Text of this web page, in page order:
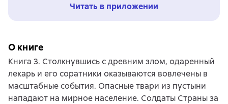
Читать в приложении
О книге
Книга 3. Столкнувшись с древним злом, одаренный
лекарь и его соратники оказываются вовлечены в
масштабные события. Опасные твари из пустыни
нападают на мирное население. Солдаты Страны за